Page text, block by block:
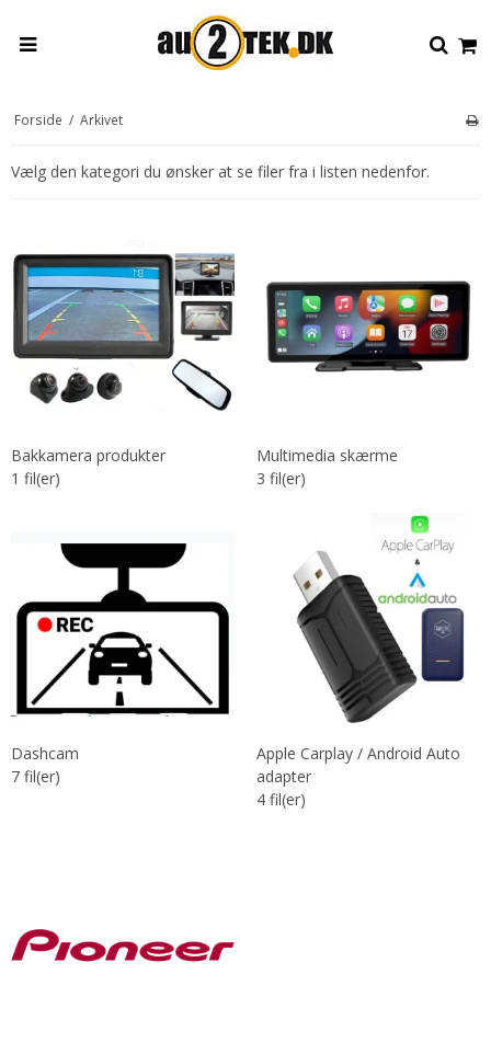
Forside / Arkivet
Vælg den kategori du ønsker at se filer fra i listen nedenfor.
Bakkamera produkter
1 fil(er)
Multimedia skærme
3 fil(er)
Dashcam
7 fil(er)
Apple Carplay / Android Auto
adapter
4 fil(er)